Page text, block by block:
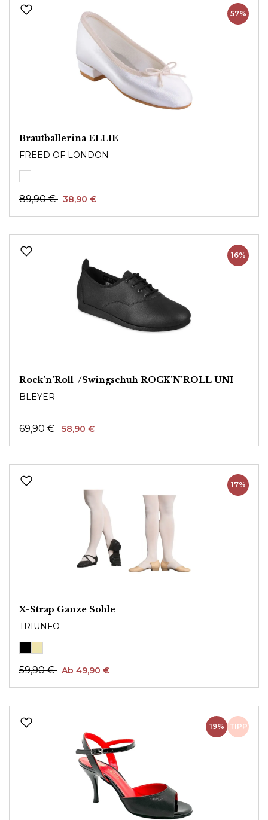
57%
Brautballerina ELLIE
FREED OF LONDON
89,90 € 38,90 €
16%
Rock'n'Roll-/Swingschuh ROCK'N'ROLL UNI
BLEYER
69,90 € 58,90 €
17%
X-Strap Ganze Sohle
TRIUNFO
59,90 € Ab 49,90 €
19% TIPP